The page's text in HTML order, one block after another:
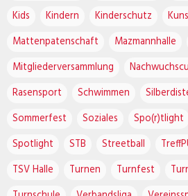
Kids
Kindern Kinderschutz
Mattenpatenschaft
Mazmannhalle
Mitgliederversammlung
Rasensport
Schwimmen
Sommerfest
Soziales Spo(r)tlight
Spotlight
STB Streetball
TSV Halle
Turnen Turnfest